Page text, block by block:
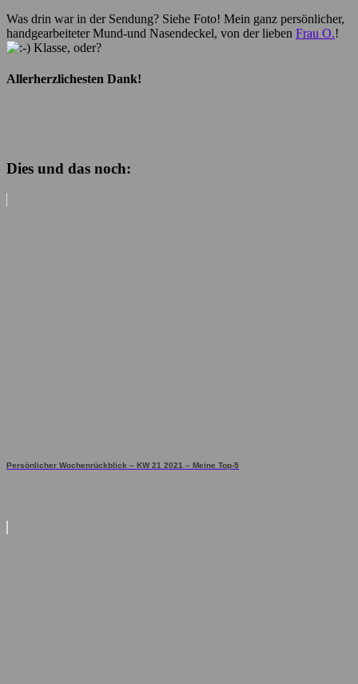
Was drin war in der Sendung? Siehe Foto! Mein ganz persönlicher,
handgearbeiteter Mund-und Nasendeckel, von der lieben Frau O.!
Klasse, oder?
Allerherzlichesten Dank!
Dies und das noch:
Persönlicher Wochenrückblick – KW 21 2021 – Meine Top-5